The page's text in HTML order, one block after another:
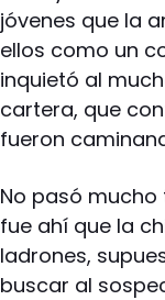
jóvenes que la
ellos como un
inquietó al
cartera, que
fueron
No pasó mucho
fue ahí que la
ladrones,
buscar al